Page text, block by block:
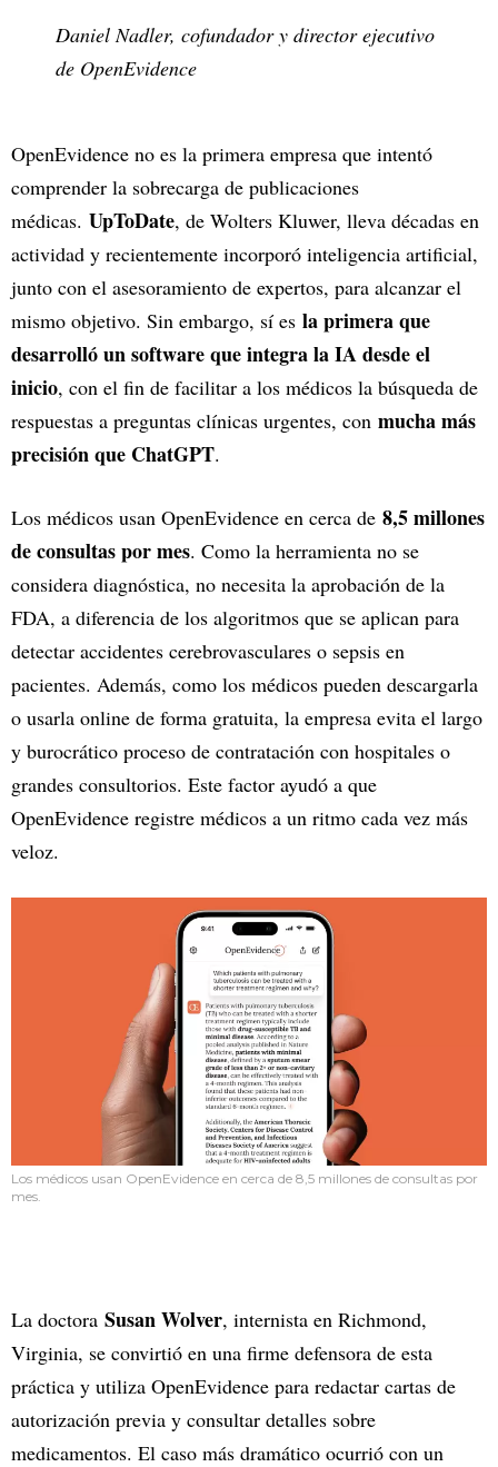
Daniel Nadler, cofundador y director ejecutivo
de OpenEvidence
OpenEvidence no es la primera empresa que intentó
comprender la sobrecarga de publicaciones
médicas. UpToDate, de Wolters Kluwer, lleva décadas en
actividad y recientemente incorporó inteligencia artificial,
junto con el asesoramiento de expertos, para alcanzar el
mismo objetivo. Sin embargo, sí es la primera que
desarrolló un software que integra la IA desde el
inicio, con el fin de facilitar a los médicos la búsqueda de
respuestas a preguntas clínicas urgentes, con mucha más
precisión que ChatGPT.
Los médicos usan OpenEvidence en cerca de 8,5 millones
de consultas por mes. Como la herramienta no se
considera diagnóstica, no necesita la aprobación de la
FDA, a diferencia de los algoritmos que se aplican para
detectar accidentes cerebrovasculares o sepsis en
pacientes. Además, como los médicos pueden descargarla
o usarla online de forma gratuita, la empresa evita el largo
y burocrático proceso de contratación con hospitales o
grandes consultorios. Este factor ayudó a que
OpenEvidence registre médicos a un ritmo cada vez más
veloz.
Los médicos usan OpenEvidence en cerca de 8,5 millones de consultas por
mes.
La doctora Susan Wolver, internista en Richmond,
Virginia, se convirtió en una firme defensora de esta
práctica y utiliza OpenEvidence para redactar cartas de
autorización previa y consultar detalles sobre
medicamentos. El caso más dramático ocurrió con un